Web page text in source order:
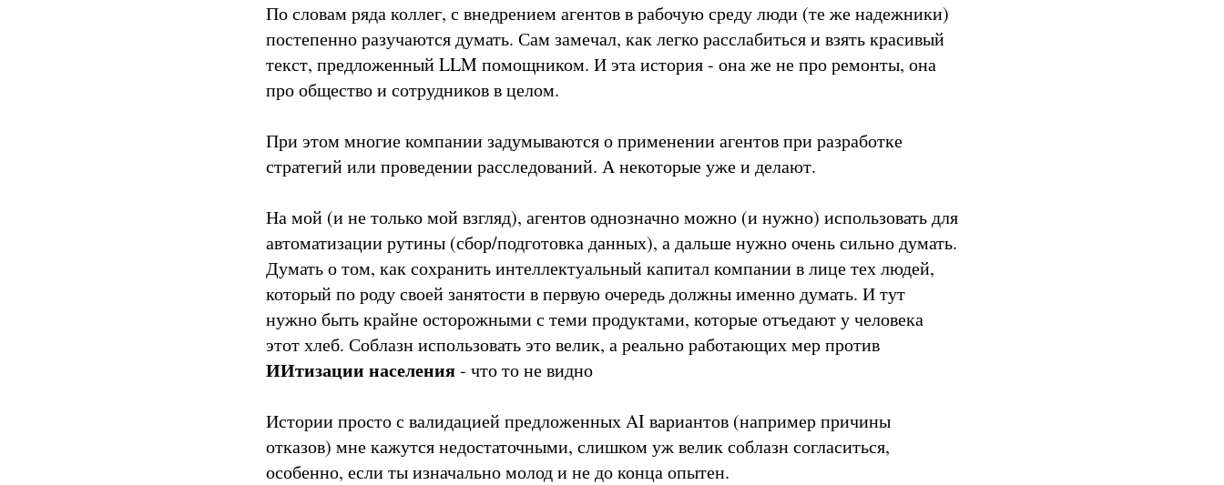
По словам ряда коллег, с внедрением агентов в рабочую среду люди (те же надежники)
постепенно разучаются думать. Сам замечал, как легко расслабиться и взять красивый
текст, предложенный LLM помощником. И эта история - она же не про ремонты, она
про общество и сотрудников в целом.
При этом многие компании задумываются о применении агентов при разработке
стратегий или проведении расследований. А некоторые уже и делают.
На мой (и не только мой взгляд), агентов однозначно можно (и нужно) использовать для
автоматизации рутины (сбор/подготовка данных), а дальше нужно очень сильно думать.
Думать о том, как сохранить интеллектуальный капитал компании в лице тех людей,
который по роду своей занятости в первую очередь должны именно думать. И тут
нужно быть крайне осторожными с теми продуктами, которые отъедают у человека
этот хлеб. Соблазн использовать это велик, а реально работающих мер против
ИИтизации населения- что то не видно
Истории просто с валидацией предложенных AI вариантов (например причины
отказов) мне кажутся недостаточными, слишком уж велик соблазн согласиться,
особенно, если ты изначально молод и не до конца опытен.